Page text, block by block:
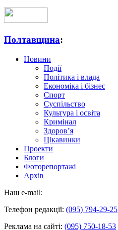
Полтавщина:
Новини
Події
Політика і влада
Економіка і бізнес
Спорт
Суспільство
Культура і освіта
Кримінал
Здоров’я
Цікавинки
Проекти
Блоги
Фоторепортажі
Архів
Наш e-mail:
Телефон редакції: (095) 794-29-25
Реклама на сайті: (095) 750-18-53